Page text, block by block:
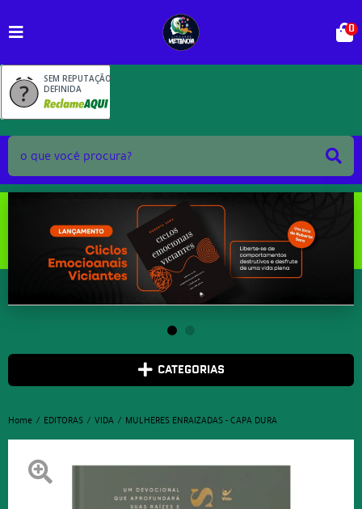
SEM REPUTAÇÃO
DEFINIDA
0
CATEGORIAS
Home EDITORAS VIDA MULHERES ENRAIZADAS - CAPA DURA